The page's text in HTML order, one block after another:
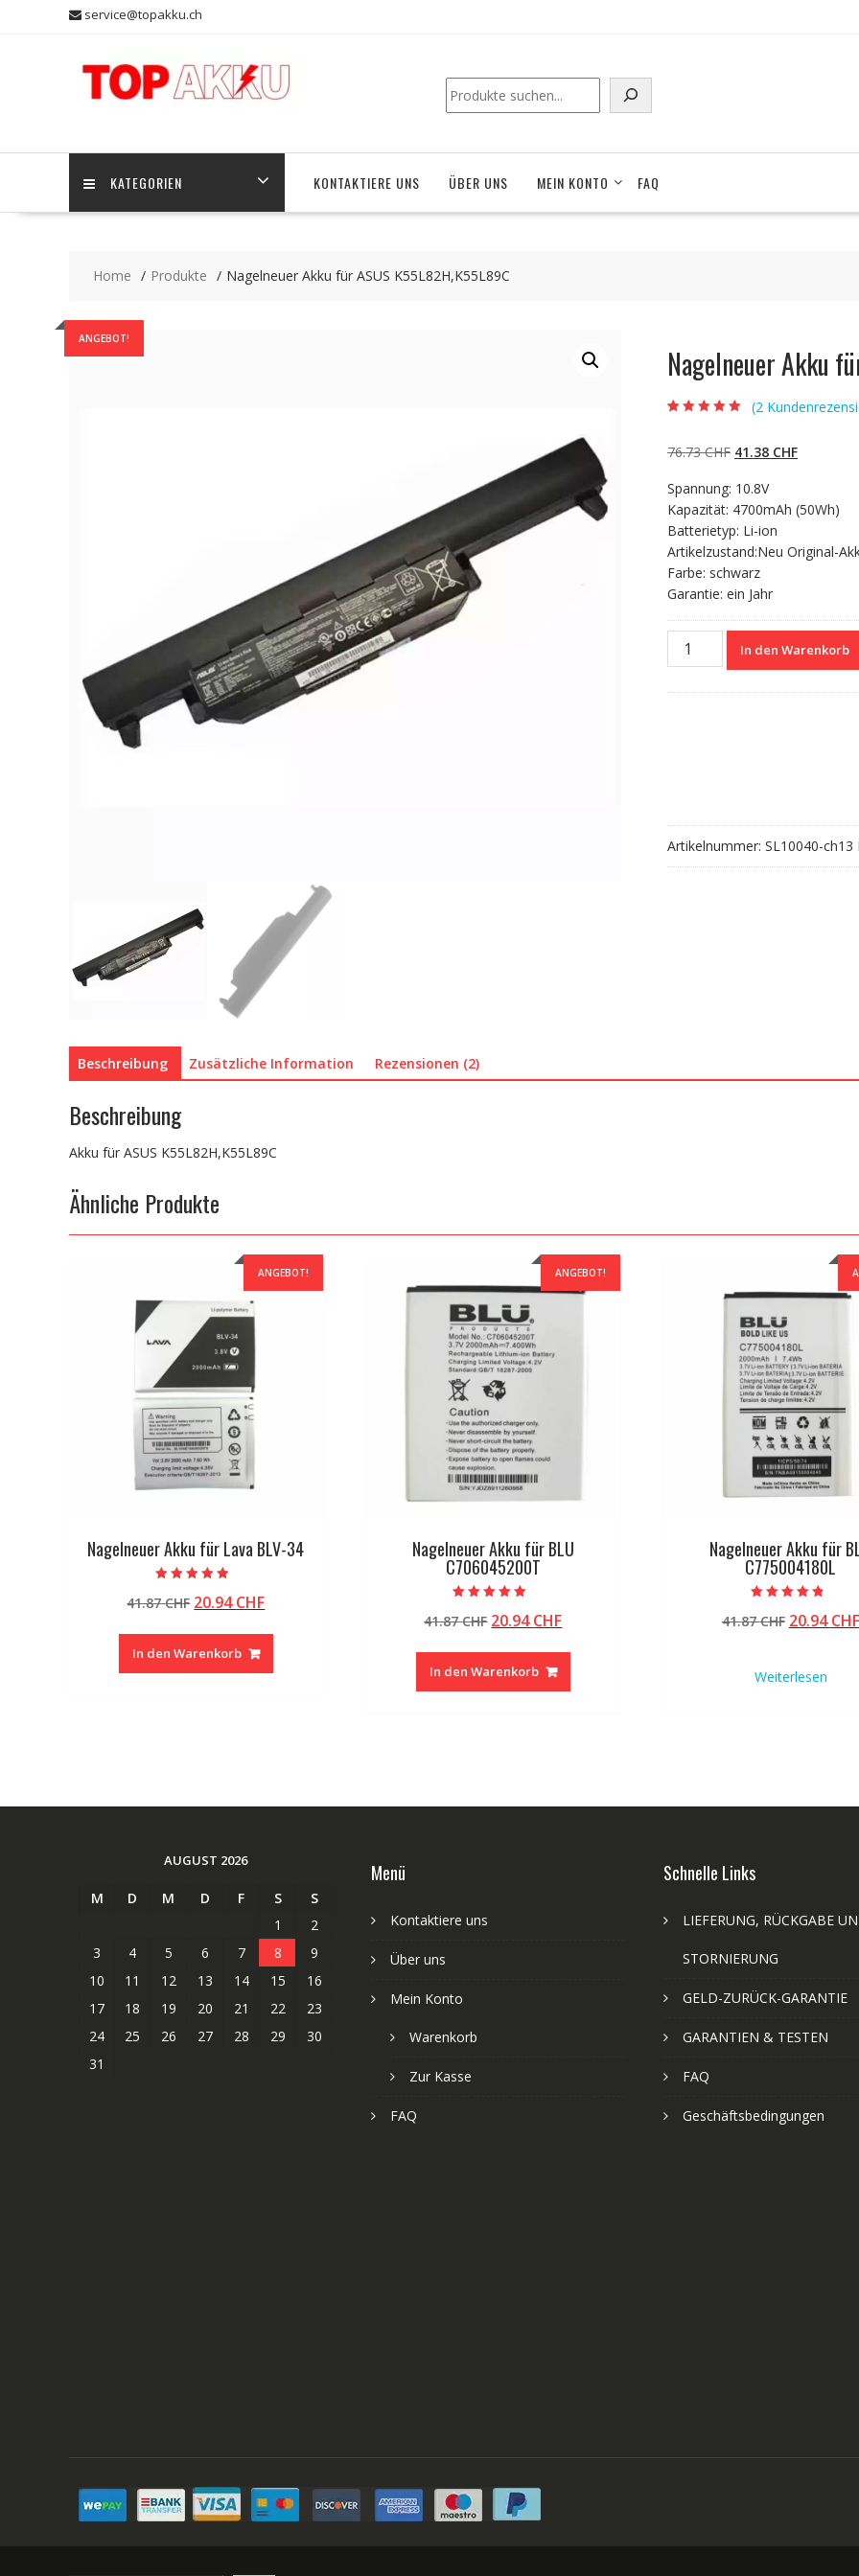
service@topakku.ch
Suchen
KATEGORIEN KONTAKTIERE UNS ÜBER UNS MEIN KONTO FAQ
Home Produkte Nagelneuer Akku für ASUS K55L82H,K55L89C
ANGEBOT!
Nagelneuer Akku
basierend auf
Kundenbewertun
(2
76.73CHF Ursprünglicher
war:
76.73 CHF
41.38 CHFAktueller
41.38 CHF.
Spannung: 10.8V
Kapazität: 4700mAh (50Wh)
Batterietyp: Li-ion
Artikelzustand:Neu Original-
Farbe: schwarz
Garantie: ein Jahr
Nagelneuer
Akku
In den Warenkorb
Artikelnummer: SL10040-ch13
Beschreibung Zusätzliche Information Rezensionen (2)
Beschreibung
Akku für ASUS K55L82H,K55L89C
Ähnliche Produkte
ANGEBOT!
Nagelneuer Akku für Lava BLV-34
4.50
von 5
41.87CHF Ursprünglicher
war:
41.87 CHF
20.94CHFAktueller
In den Warenkorb
ANGEBOT!
Nagelneuer Akku für BLU
C706045200T
5.00
von 5
41.87CHF Ursprünglicher
war:
41.87 CHF
20.94CHFAktueller
In den Warenkorb
Nagelneuer Akku für
C775004180L
4.50
von 5
41.87CHF
41.87 CHF
20.94CHF
Weiterlesen
AUGUST 2026
M D M D F S
S
1
2
3
4 5 6 7 8
9
10
11 12 13 14 15
16
17
18 19 20 21 22
23
24
25 26 27 28 29
30
31
Menü
Kontaktiere uns
Über uns
Mein Konto
Warenkorb
Zur Kasse
FAQ
Schnelle Links
LIEFERUNG, RÜCKGABE
STORNIERUNG
GELD-ZURÜCK-GARANTIE
GARANTIEN & TESTEN
FAQ
Geschäftsbedingungen